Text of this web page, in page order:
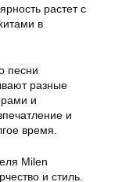
растет с
в
песни
разные
и
и
время.
Milen
и стиль.